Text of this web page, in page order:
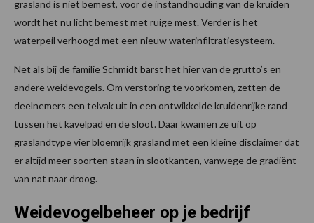
grasland is niet bemest, voor de instandhouding van de kruiden
wordt het nu licht bemest met ruige mest. Verder is het
waterpeil verhoogd met een nieuw waterinfiltratiesysteem.
Net als bij de familie Schmidt barst het hier van de grutto’s en
andere weidevogels. Om verstoring te voorkomen, zetten de
deelnemers een telvak uit in een ontwikkelde kruidenrijke rand
tussen het kavelpad en de sloot. Daar kwamen ze uit op
graslandtype vier bloemrijk grasland met een kleine disclaimer dat
er altijd meer soorten staan in slootkanten, vanwege de gradiënt
van nat naar droog.
Weidevogelbeheer op je bedrijf